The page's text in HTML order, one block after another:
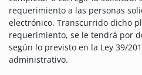
requerimiento a las personas
electrónico. Transcurrido dicho
requerimiento, se le tendrá por
según lo previsto en la Ley 39/
administrativo.